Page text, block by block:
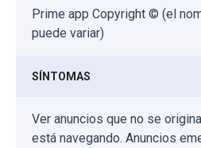
Prime app Copyright © (el
puede variar)
SÍNTOMAS
Ver anuncios que no se
está navegando. Anuncios